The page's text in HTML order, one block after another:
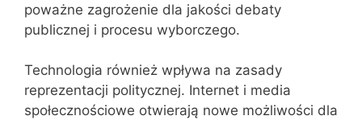
poważne zagrożenie dla jakości debaty
publicznej i procesu wyborczego.
Technologia również wpływa na zasady
reprezentacji politycznej. Internet i media
społecznościowe otwierają nowe możliwości dla